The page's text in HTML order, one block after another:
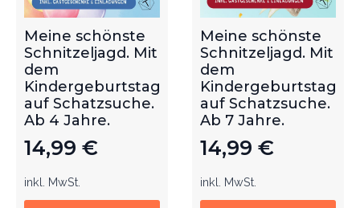
Meine schönste
Schnitzeljagd. Mit
dem
Kindergeburtstag
auf Schatzsuche.
Ab 4 Jahre.
14,99 €
inkl. MwSt.
Meine schönste
Schnitzeljagd. Mit
dem
Kindergeburtstag
auf Schatzsuche.
Ab 7 Jahre.
14,99 €
inkl. MwSt.